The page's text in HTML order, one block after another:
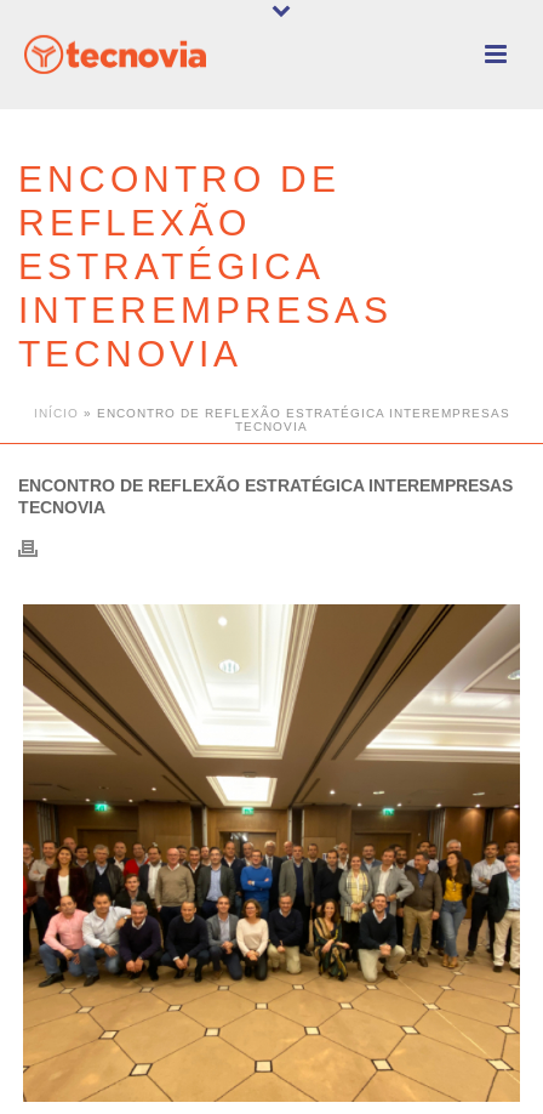
ENCONTRO DE
REFLEXÃO
ESTRATÉGICA
INTEREMPRESAS
TECNOVIA
INÍCIO »
ENCONTRO DE REFLEXÃO ESTRATÉGICA INTEREMPRESAS
TECNOVIA
ENCONTRO DE REFLEXÃO ESTRATÉGICA INTEREMPRESAS
TECNOVIA